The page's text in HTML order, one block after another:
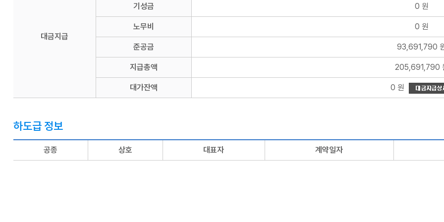
대금지급
기성금 0 원
노무비 0 원
준공금 93,691,790
지급총액 205,691,790
대가잔액 0 원
하도급 정보
공종 상호 대표자 계약일자